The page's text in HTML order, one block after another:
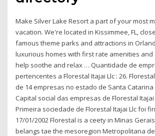
Make Silver Lake Resort a part of your most
vacation. We're located in Kissimmee, FL,
famous theme parks and attractions in
luxurious homes with first rate amenities and
help soothe and relax … Quantidade de
pertencentes a Florestal Itajai Llc : 26.
de 14 empresas no estado de Santa Catarina
Capital social das empresas de Florestal Itajai
Primeira sociedade de Florestal Itajai Llc foi
17/01/2002 Florestal is a ceety in Minas
belangs tae the mesoregion Metropolitana